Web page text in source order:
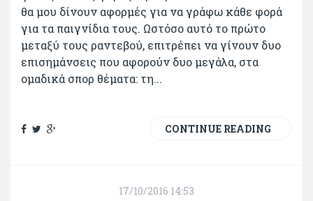
θα μου δίνουν αφορμές για να γράφω κάθε φορά
για τα παιγνίδια τους. Ωστόσο αυτό το πρώτο
μεταξύ τους ραντεβού, επιτρέπει να γίνουν δυο
επισημάνσεις που αφορούν δυο μεγάλα, στα
ομαδικά σπορ θέματα: τη...
CONTINUE READING
17/10/2016 14:53